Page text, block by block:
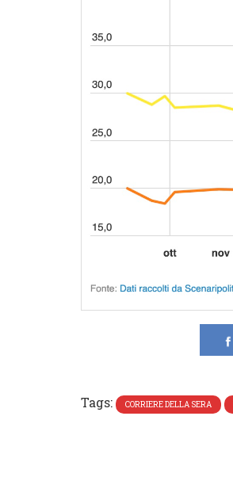
Tags: CORRIERE DELLA SERA